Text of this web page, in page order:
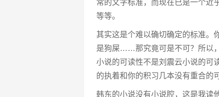
常的文字标准，而现在已是一个近
等等。
其实这是个难以确切确定的标准。
是狗屎……那究竟可是不可？所以
小说的可读性不是刘震云小说的可
的执着和你的积习几本没有重合
韩东的小说没有小说腔，这是我读